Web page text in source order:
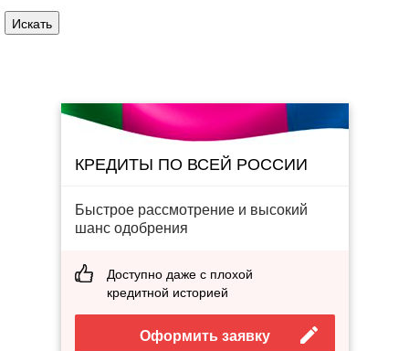
КРЕДИТЫ ПО ВСЕЙ РОССИИ
Быстрое рассмотрение и высокий
шанс одобрения
Доступно даже с плохой
кредитной историей
Оформить заявку